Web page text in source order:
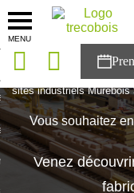
MENU
solutions
sites industriels Murébois
Vous souhaitez
Venez